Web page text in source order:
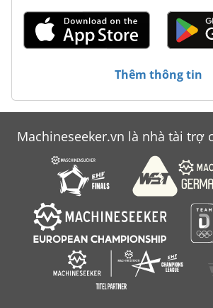
Quanh Co Đường Rãnh Ống
Thêm thông tin
Machineseeker.vn là nhà tài trợ